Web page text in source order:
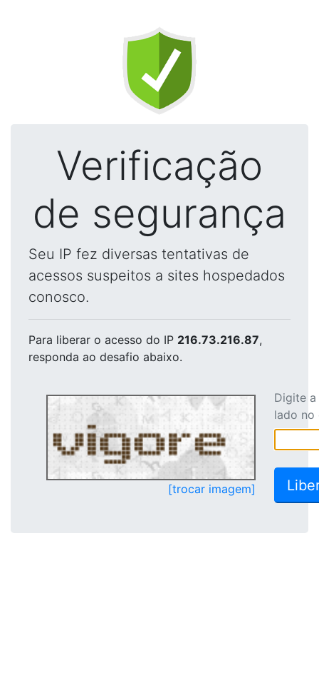
Verificação
de segurança
Seu IP fez diversas tentativas de
acessos suspeitos a sites hospedados
conosco.
Para liberar o acesso do IP 216.73.216.87,
responda ao desafio abaixo.
[trocar imagem]
Digite
lado no